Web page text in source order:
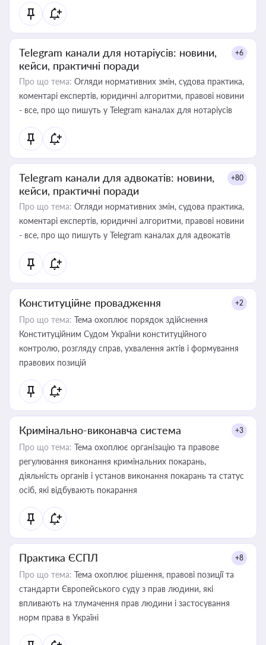
Telegram канали для нотаріусів: новини,
кейси, практичні поради
+6
Про що тема: Огляди нормативних змін, судова практика,
коментарі експертів, юридичні алгоритми, правові новини
- все, про що пишуть у Telegram каналах для нотаріусів
Telegram канали для адвокатів: новини,
кейси, практичні поради
+80
Про що тема: Огляди нормативних змін, судова практика,
коментарі експертів, юридичні алгоритми, правові новини
- все, про що пишуть у Telegram каналах для адвокатів
Конституційне провадження +2
Про що тема: Тема охоплює порядок здійснення
Конституційним Судом України конституційного
контролю, розгляду справ, ухвалення актів і формування
правових позицій
Кримінально-виконавча система +3
Про що тема: Тема охоплює організацію та правове
регулювання виконання кримінальних покарань,
діяльність органів і установ виконання покарань та статус
осіб, які відбувають покарання
Практика ЄСПЛ +8
Про що тема: Тема охоплює рішення, правові позиції та
стандарти Європейського суду з прав людини, які
впливають на тлумачення прав людини і застосування
норм права в Україні